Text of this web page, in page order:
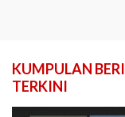
KUMPULAN
TERKINI